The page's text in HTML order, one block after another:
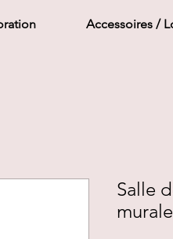
Accessoires /
Salle